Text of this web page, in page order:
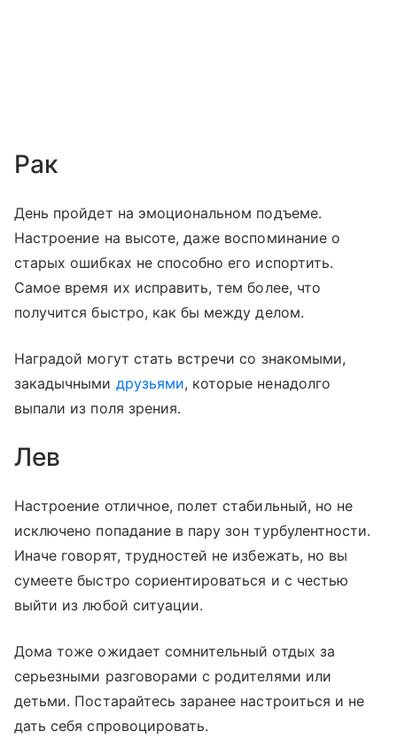
Рак
День пройдет на эмоциональном подъеме.
Настроение на высоте, даже воспоминание о
старых ошибках не способно его испортить.
Самое время их исправить, тем более, что
получится быстро, как бы между делом.
Наградой могут стать встречи со знакомыми,
закадычными друзьями, которые ненадолго
выпали из поля зрения.
Лев
Настроение отличное, полет стабильный, но не
исключено попадание в пару зон турбулентности.
Иначе говорят, трудностей не избежать, но вы
сумеете быстро сориентироваться и с честью
выйти из любой ситуации.
Дома тоже ожидает сомнительный отдых за
серьезными разговорами с родителями или
детьми. Постарайтесь заранее настроиться и не
дать себя спровоцировать.